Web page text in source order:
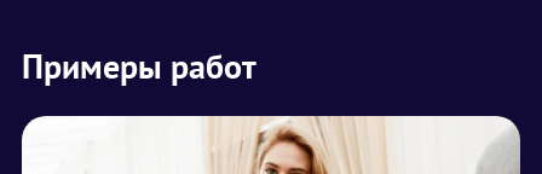
Примеры работ